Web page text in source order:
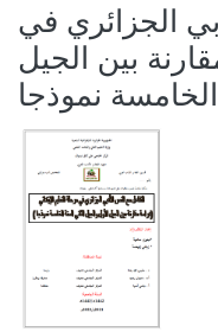
الجزائري في
بين الجيل